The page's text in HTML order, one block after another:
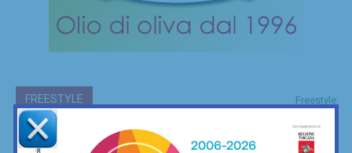
FREESTYLE Freestyle
Le mie camminate mettendo ai piedi… il